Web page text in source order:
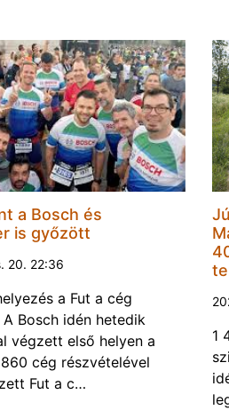
a Bosch és
is győzött
20. 22:36
a Fut a cég
A Bosch idén hetedik
végzett első helyen a
cég részvételével
Fut a c…
1